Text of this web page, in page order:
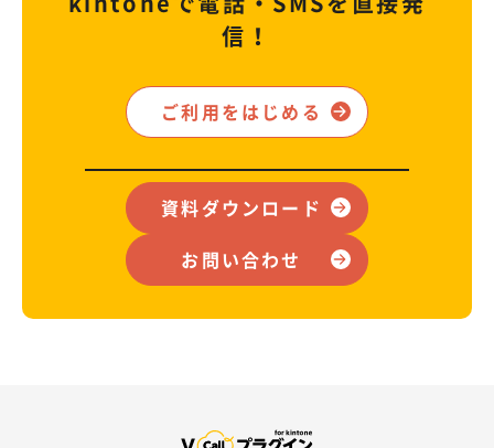
信！
ご利用をはじめる
資料ダウンロード
お問い合わせ